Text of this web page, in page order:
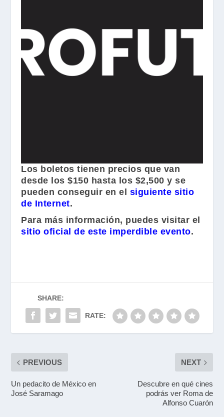
Los boletos tienen precios que van
desde los $150 hasta los $2,500 y se
pueden conseguir en el siguiente sitio
de Internet.
Para más información, puedes visitar el
sitio oficial de este imperdible evento.
SHARE:
RATE:
PREVIOUS
Un pedacito de México en
José Saramago
NEXT
Descubre en qué cines
podrás ver Roma de
Alfonso Cuarón